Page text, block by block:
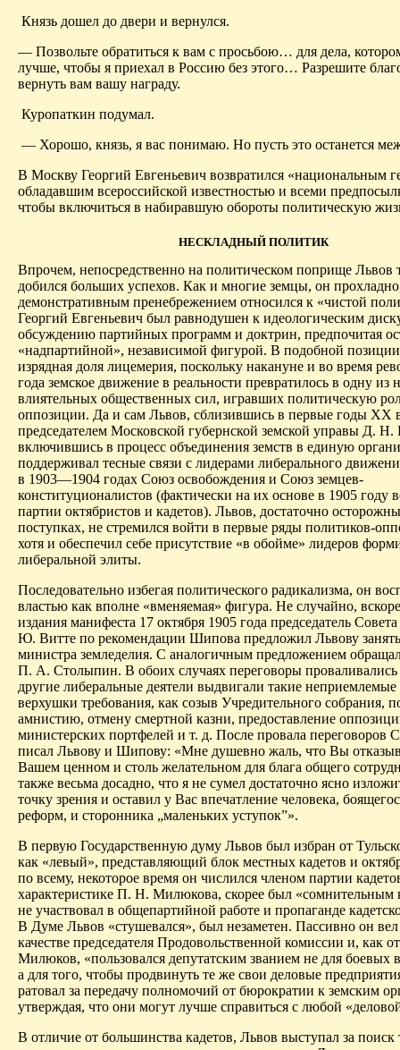
Князь дошел до двери и вернулся.
— Позвольте обратиться к вам с просьбою… для дела,
лучше, чтобы я приехал в Россию без этого… Разрешите
вернуть вам вашу награду.
Куропаткин подумал.
— Хорошо, князь, я вас понимаю. Но пусть это останется
В Москву Георгий Евгеньевич возвратился «национальным
обладавшим всероссийской известностью и всеми
чтобы включиться в набиравшую обороты политическую
НЕСКЛАДНЫЙ ПОЛИТИК
Впрочем, непосредственно на политическом поприще Львов
добился больших успехов. Как и многие земцы, он
демонстративным пренебрежением относился к «чистой
Георгий Евгеньевич был равнодушен к идеологическим
обсуждению партийных программ и доктрин, предпочитая
«надпартийной», независимой фигурой. В подобной
изрядная доля лицемерия, поскольку накануне и во время
года земское движение в реальности превратилось в одну из
влиятельных общественных сил, игравших политическую
оппозиции. Да и сам Львов, сблизившись в первые годы ХХ
председателем Московской губернской земской управы Д.
включившись в процесс объединения земств в единую
поддерживал тесные связи с лидерами либерального
в 1903—1904 годах Союз освобождения и Союз земцев-
конституционалистов (фактически на их основе в 1905 году
партии октябристов и кадетов). Львов, достаточно
поступках, не стремился войти в первые ряды политиков-
хотя и обеспечил себе присутствие «в обойме» лидеров
либеральной элиты.
Последовательно избегая политического радикализма, он
властью как вполне «вменяемая» фигура. Не случайно,
издания манифеста 17 октября 1905 года председатель
Ю. Витте по рекомендации Шипова предложил Львову
министра земледелия. С аналогичным предложением
П. А. Столыпин. В обоих случаях переговоры
другие либеральные деятели выдвигали такие
верхушки требования, как созыв Учредительного собрания,
амнистию, отмену смертной казни, предоставление
министерских портфелей и т. д. После провала переговоров
писал Львову и Шипову: «Мне душевно жаль, что Вы
Вашем ценном и столь желательном для блага общего
также весьма досадно, что я не сумел достаточно ясно
точку зрения и оставил у Вас впечатление человека,
реформ, и сторонника „маленьких уступок”».
В первую Государственную думу Львов был избран от
как «левый», представляющий блок местных кадетов и
по всему, некоторое время он числился членом партии
характеристике П. Н. Милюкова, скорее был
не участвовал в общепартийной работе и пропаганде
В Думе Львов «стушевался», был незаметен. Пассивно он вел
качестве председателя Продовольственной комиссии и, как
Милюков, «пользовался депутатским званием не для боевых
а для того, чтобы продвинуть те же свои деловые
ратовал за передачу полномочий от бюрократии к земским
утверждая, что они могут лучше справиться с любой
В отличие от большинства кадетов, Львов выступал за поиск